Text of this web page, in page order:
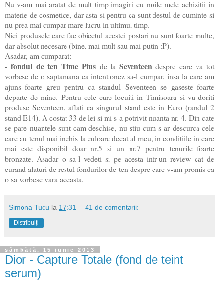
Nu v-am mai aratat de mult timp imagini cu noile mele achizitii in
materie de cosmetice, dar asta si pentru ca sunt destul de cuminte si
nu prea mai cumpar mare lucru in ultimul timp.
Nici produsele care fac obiectul acestei postari nu sunt foarte multe,
dar absolut necesare (bine, mai mult sau mai putin :P).
Asadar, am cumparat:
-fondul de ten Time Plus de la Seventeendespre care va tot
vorbesc de o saptamana ca intentionez sa-l cumpar, insa la care am
ajuns foarte greu pentru ca standul Seventeen se gaseste foarte
departe de mine. Pentru cele care locuiti in Timisoara si va doriti
produse Seventeen, aflati ca singurul stand este in Euro (randul 2
stand E14). A costat 33 de lei si mi s-a potrivit nuanta nr. 4. Din cate
se pare nuantele sunt cam deschise, nu stiu cum s-ar descurca cele
care au tenul mai inchis la culoare decat al meu, in conditiile in care
mai este disponibil doar nr.5 si un nr.7 pentru tenurile foarte
bronzate. Asadar o sa-l vedeti si pe acesta intr-un review cat de
curand alaturi de restul fondurilor de ten despre care v-am promis ca
o sa vorbesc vara aceasta.
Simona Tucu la 17:31 41 de comentarii:
Distribuiți
sâmbătă, 15 iunie 2013
Dior - Capture Totale (fond de teint
serum)